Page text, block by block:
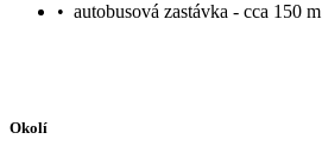
• autobusová zastávka - cca 150 m
Okolí